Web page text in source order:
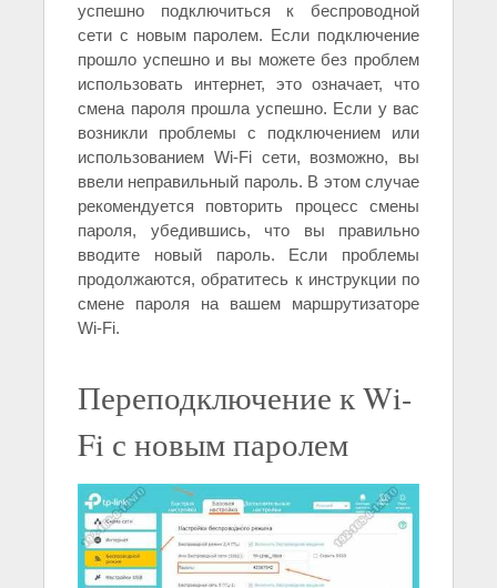
успешно подключиться к беспроводной
сети с новым паролем. Если подключение
прошло успешно и вы можете без проблем
использовать интернет, это означает, что
смена пароля прошла успешно. Если у вас
возникли проблемы с подключением или
использованием Wi-Fi сети, возможно, вы
ввели неправильный пароль. В этом случае
рекомендуется повторить процесс смены
пароля, убедившись, что вы правильно
вводите новый пароль. Если проблемы
продолжаются, обратитесь к инструкции по
смене пароля на вашем маршрутизаторе
Wi-Fi.
Переподключение к Wi-
Fi с новым паролем